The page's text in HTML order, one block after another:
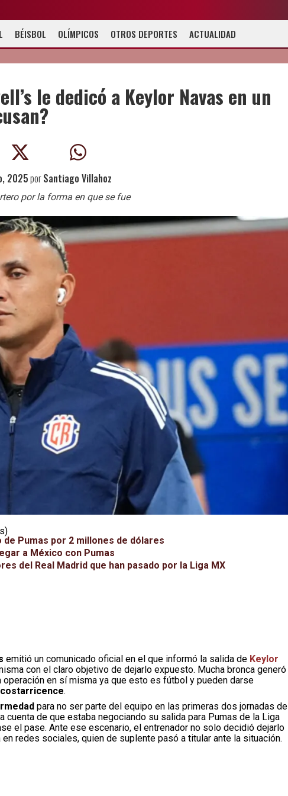
BÉISBOL OLÍMPICOS OTROS DEPORTES ACTUALIDAD
le dedicó a Keylor Navas en un
2025porSantiago Villahoz
por la forma en que se fue
de Pumas por 2 millones de dólares
a México con Pumas
del Real Madrid que han pasado por la Liga MX
emitió un comunicado oficial en el que informó la salida de Keylor
con el claro objetivo de dejarlo expuesto. Mucha bronca generó
en sí misma ya que esto es fútbol y pueden darse
.
para no ser parte del equipo en las primeras dos jornadas del
de que estaba negociando su salida para Pumas de la Liga
el pase. Ante ese escenario, el entrenador no solo decidió dejarlo
redes sociales, quien de suplente pasó a titular ante la situación.